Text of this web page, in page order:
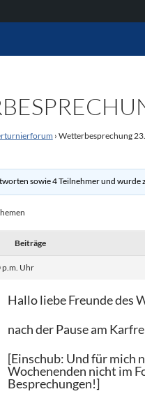
› Wetterbesprechung
sowie 4 Teilnehmer und wurde
Beiträge
p.m. Uhr
Hallo liebe Freunde des
nach der Pause am
[Einschub: Und für mich
Wochenenden nicht im
Besprechungen!]